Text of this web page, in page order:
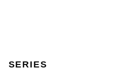
SERIES